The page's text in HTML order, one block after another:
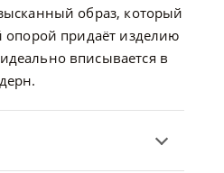
образ, который
опорой придаёт изделию
вписывается в